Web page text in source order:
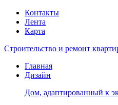
Контакты
Лента
Карта
Строительство и ремонт
Главная
Дизайн
Дом, адаптированный к